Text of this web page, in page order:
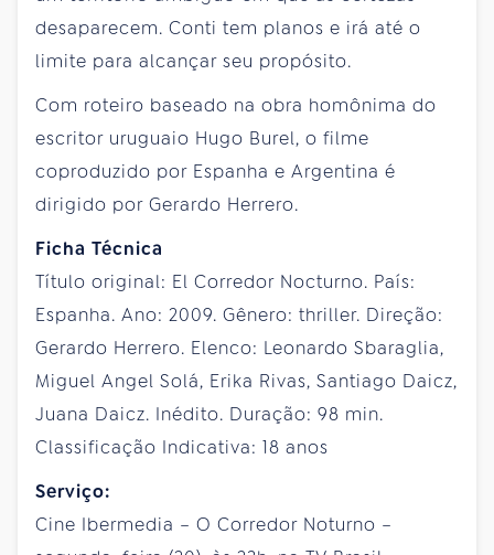
desaparecem. Conti tem planos e irá até o
limite para alcançar seu propósito.
Com roteiro baseado na obra homônima do
escritor uruguaio Hugo Burel, o filme
coproduzido por Espanha e Argentina é
dirigido por Gerardo Herrero.
Ficha Técnica
Título original: El Corredor Nocturno. País:
Espanha. Ano: 2009. Gênero: thriller. Direção:
Gerardo Herrero. Elenco: Leonardo Sbaraglia,
Miguel Angel Solá, Erika Rivas, Santiago Daicz,
Juana Daicz. Inédito. Duração: 98 min.
Classificação Indicativa: 18 anos
Serviço:
Cine Ibermedia – O Corredor Noturno –